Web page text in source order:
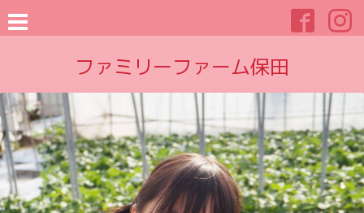
ファミリーファーム保田